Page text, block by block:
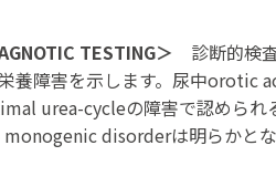
TESTING＞ 診断的検
養障害を示します。尿中orotic
urea-cycleの障害で認められ
monogenic disorderは明らかとな